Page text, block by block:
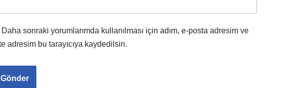
Daha sonraki yorumlarımda kullanılması için adım, e-posta adresim ve
adresim bu tarayıcıya kaydedilsin.